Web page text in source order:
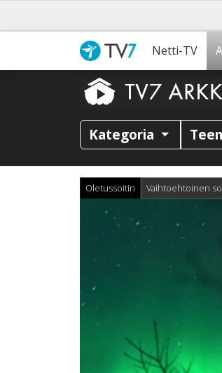
Netti-TV
Kategoria
Oletussoitin Vaihtoehtoinen